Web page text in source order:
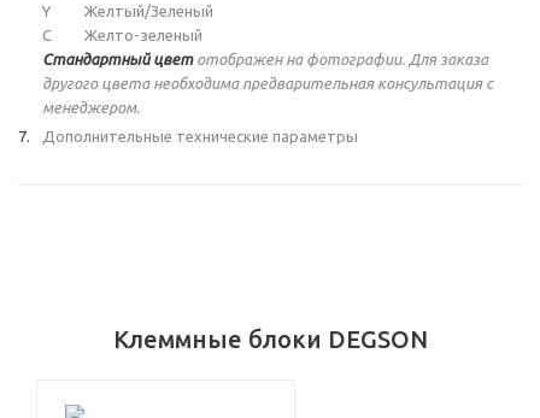
Y
Желтый/Зеленый
C
Желто-зеленый
Стандартный цветотображен на фотографии. Для заказа
другого цвета необходима предварительная консультация с
менеджером.
Дополнительные технические параметры
Клеммные блоки DEGSON